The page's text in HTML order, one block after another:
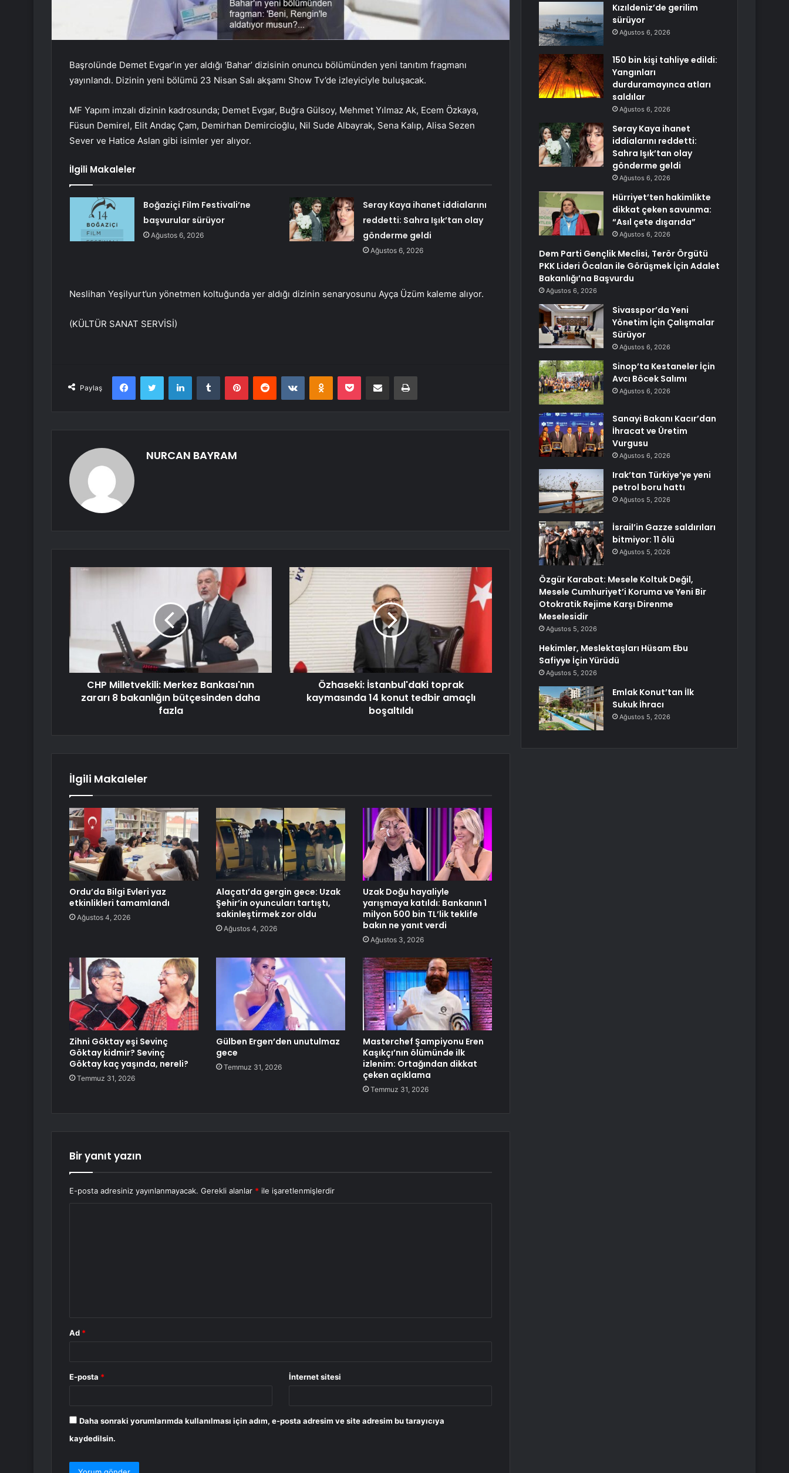
Başrolünde Demet Evgar’ın yer aldığı ‘Bahar’ dizisinin onuncu bölümünden yeni tanıtım fragmanı
yayınlandı. Dizinin yeni bölümü 23 Nisan Salı akşamı Show Tv’de izleyiciyle buluşacak.
MF Yapım imzalı dizinin kadrosunda; Demet Evgar, Buğra Gülsoy, Mehmet Yılmaz Ak, Ecem Özkaya,
Füsun Demirel, Elit Andaç Çam, Demirhan Demircioğlu, Nil Sude Albayrak, Sena Kalıp, Alisa Sezen
Sever ve Hatice Aslan gibi isimler yer alıyor.
İlgili Makaleler
Boğaziçi Film Festivali’ne
başvurular sürüyor
Ağustos 6, 2026
Seray Kaya ihanet iddialarını
reddetti: Sahra Işık’tan olay
gönderme geldi
Ağustos 6, 2026
Neslihan Yeşilyurt’un yönetmen koltuğunda yer aldığı dizinin senaryosunu Ayça Üzüm kaleme alıyor.
(KÜLTÜR SANAT SERVİSİ)
Paylaş
FacebookTwitter LinkedInTumblr PinterestReddit VKontakteOdnoklassniki
Pocket E-Posta ile paylaş Yazdır
NURCAN BAYRAM
CHP Milletvekili: Merkez Bankası'nın
zararı 8 bakanlığın bütçesinden daha
fazla
Özhaseki: İstanbul'daki toprak
kaymasında 14 konut tedbir amaçlı
boşaltıldı
İlgili Makaleler
Ordu’da Bilgi Evleri yaz
etkinlikleri tamamlandı
Ağustos 4, 2026
Alaçatı’da gergin gece: Uzak
Şehir’in oyuncuları tartıştı,
sakinleştirmek zor oldu
Ağustos 4, 2026
Uzak Doğu hayaliyle
yarışmaya katıldı: Bankanın 1
milyon 500 bin TL’lik teklife
bakın ne yanıt verdi
Ağustos 3, 2026
Zihni Göktay eşi Sevinç
Göktay kidmir? Sevinç
Göktay kaç yaşında, nereli?
Temmuz 31, 2026
Gülben Ergen’den unutulmaz
gece
Temmuz 31, 2026
Masterchef Şampiyonu Eren
Kaşıkçı’nın ölümünde ilk
izlenim: Ortağından dikkat
çeken açıklama
Temmuz 31, 2026
Bir yanıt yazın
E-posta adresiniz yayınlanmayacak. Gerekli alanlar * ile işaretlenmişlerdir
Ad *
E-posta * İnternet sitesi
Daha sonraki yorumlarımda kullanılması için adım, e-posta adresim ve site adresim bu tarayıcıya
kaydedilsin.
Kızıldeniz’de gerilim
sürüyor
Ağustos 6, 2026
150 bin kişi tahliye edildi:
Yangınları
durduramayınca atları
saldılar
Ağustos 6, 2026
Seray Kaya ihanet
iddialarını reddetti:
Sahra Işık’tan olay
gönderme geldi
Ağustos 6, 2026
Hürriyet’ten hakimlikte
dikkat çeken savunma:
“Asıl çete dışarıda”
Ağustos 6, 2026
Dem Parti Gençlik Meclisi, Terör Örgütü
PKK Lideri Öcalan ile Görüşmek İçin Adalet
Bakanlığı’na Başvurdu
Ağustos 6, 2026
Sivasspor’da Yeni
Yönetim İçin Çalışmalar
Sürüyor
Ağustos 6, 2026
Sinop’ta Kestaneler İçin
Avcı Böcek Salımı
Ağustos 6, 2026
Sanayi Bakanı Kacır’dan
İhracat ve Üretim
Vurgusu
Ağustos 6, 2026
Irak’tan Türkiye’ye yeni
petrol boru hattı
Ağustos 5, 2026
İsrail’in Gazze saldırıları
bitmiyor: 11 ölü
Ağustos 5, 2026
Özgür Karabat: Mesele Koltuk Değil,
Mesele Cumhuriyet’i Koruma ve Yeni Bir
Otokratik Rejime Karşı Direnme
Meselesidir
Ağustos 5, 2026
Hekimler, Meslektaşları Hüsam Ebu
Safiyye İçin Yürüdü
Ağustos 5, 2026
Emlak Konut’tan İlk
Sukuk İhracı
Ağustos 5, 2026